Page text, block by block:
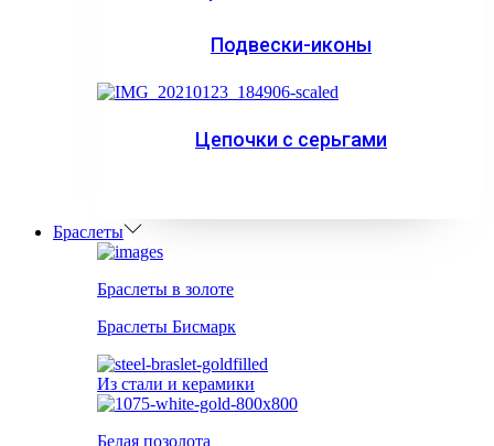
Подвески-иконы
Цепочки с серьгами
Браслеты
Браслеты в золоте
Браслеты Бисмарк
Из стали и керамики
Белая позолота